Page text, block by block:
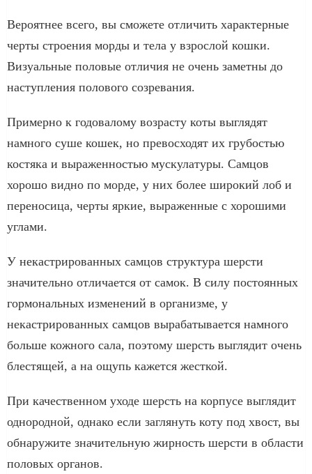
Вероятнее всего, вы сможете отличить характерные
черты строения морды и тела у взрослой кошки.
Визуальные половые отличия не очень заметны до
наступления полового созревания.
Примерно к годовалому возрасту коты выглядят
намного суше кошек, но превосходят их грубостью
костяка и выраженностью мускулатуры. Самцов
хорошо видно по морде, у них более широкий лоб и
переносица, черты яркие, выраженные с хорошими
углами.
У некастрированных самцов структура шерсти
значительно отличается от самок. В силу постоянных
гормональных изменений в организме, у
некастрированных самцов вырабатывается намного
больше кожного сала, поэтому шерсть выглядит очень
блестящей, а на ощупь кажется жесткой.
При качественном уходе шерсть на корпусе выглядит
однородной, однако если заглянуть коту под хвост, вы
обнаружите значительную жирность шерсти в области
половых органов.